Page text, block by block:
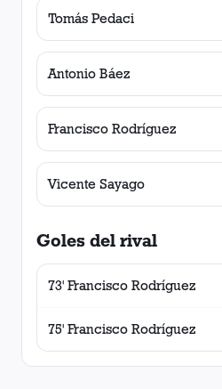
Tomás Pedaci
Antonio Báez
Francisco Rodríguez
Vicente Sayago
Goles del rival
73' Francisco Rodríguez
75' Francisco Rodríguez